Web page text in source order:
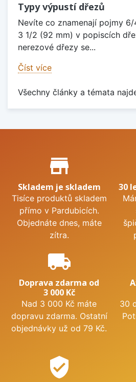
Typy výpustí dřezů
Nevíte co znamenají pojmy 6/
3 1/2 (92 mm) v popiscích
nerezové dřezy se...
Číst více
Všechny články a témata
Proč nakupovat u nás?
store_mall_directory
Skladem je skladem
Tisíce produktů skladem
přímo v Pardubicích.
Objednáte dnes, máte
zítra.
30
local_shipping
Doprava zdarma od
3 000 Kč
Nad 3 000 Kč máte
dopravu zdarma. Ostatní
objednávky už od 79 Kč.
30
verified_user